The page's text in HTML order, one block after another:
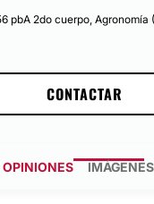
pbA 2do cuerpo, Agronomía
CONTACTAR
OPINIONES IMÁGENES